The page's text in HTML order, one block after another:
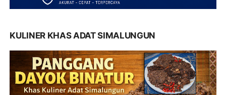
KULINER KHAS ADAT SIMALUNGUN